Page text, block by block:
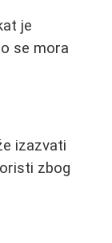
je
se mora
izazvati
zbog